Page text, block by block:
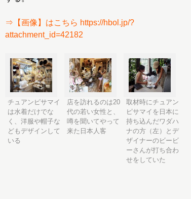
⇒【画像】はこちら https://hbol.jp/?
attachment_id=42182
チュアンピサマイ
は水着だけでな
く、洋服や帽子な
どもデザインして
いる
店を訪れるのは20
代の若い女性と、
噂を聞いてやって
来た日本人客
取材時にチュアン
ピサマイを日本に
持ち込んだワダハ
ナの方（左）とデ
ザイナーのビービ
ーさんが打ち合わ
せをしていた